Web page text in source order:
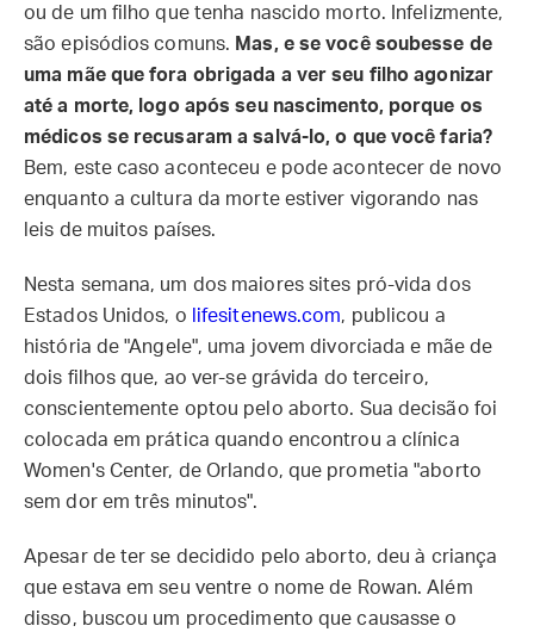
ou de um filho que tenha nascido morto. Infelizmente,
são episódios comuns. Mas, e se você soubesse de
uma mãe que fora obrigada a ver seu filho agonizar
até a morte, logo após seu nascimento, porque os
médicos se recusaram a salvá-lo, o que você faria?
Bem, este caso aconteceu e pode acontecer de novo
enquanto a cultura da morte estiver vigorando nas
leis de muitos países.
Nesta semana, um dos maiores sites pró-vida dos
Estados Unidos, o
lifesitenews.com, publicou a
história de "Angele", uma jovem divorciada e mãe de
dois filhos que, ao ver-se grávida do terceiro,
conscientemente optou pelo aborto. Sua decisão foi
colocada em prática quando encontrou a clínica
Women's Center, de Orlando, que prometia "aborto
sem dor em três minutos".
Apesar de ter se decidido pelo aborto, deu à criança
que estava em seu ventre o nome de Rowan. Além
disso, buscou um procedimento que causasse o